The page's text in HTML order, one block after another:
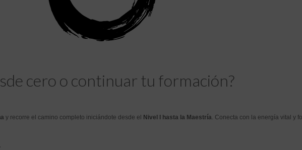
cero o continuar tu formación?
y recorre el camino completo iniciándote desde el Nivel I hasta la Maestría. Conecta con la energía vital y